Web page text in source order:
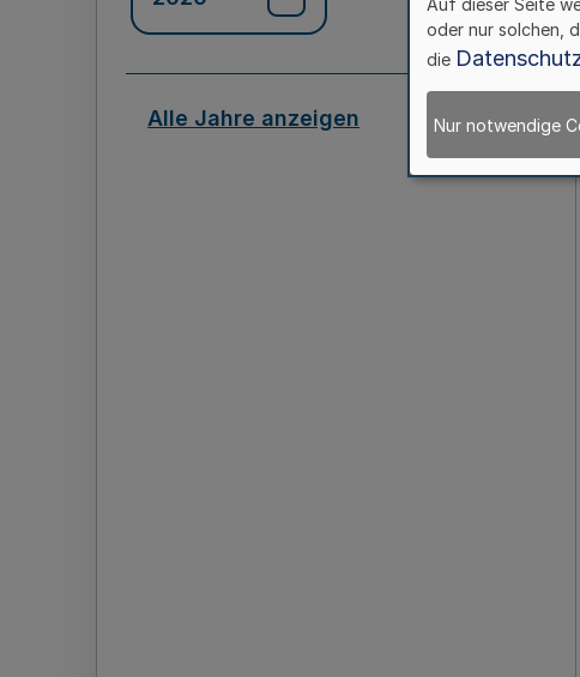
Alle Jahre anzeigen
Auf dieser Seite
oder nur solchen,
die
Nur notwendige